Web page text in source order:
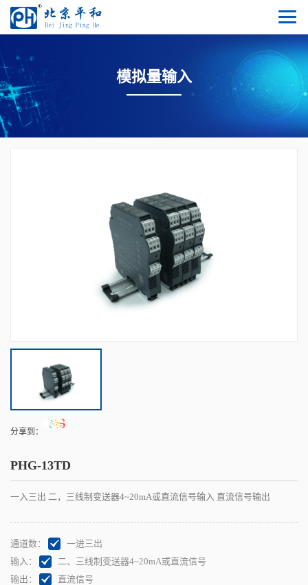
模拟量输入
分享到：
PHG-13TD
一入三出 二，三线制变送器4~20mA或直流信号输入 直流信号输出
通道数：
一进三出
输入：
二、三线制变送器4~20mA或直流信号
输出：
直流信号